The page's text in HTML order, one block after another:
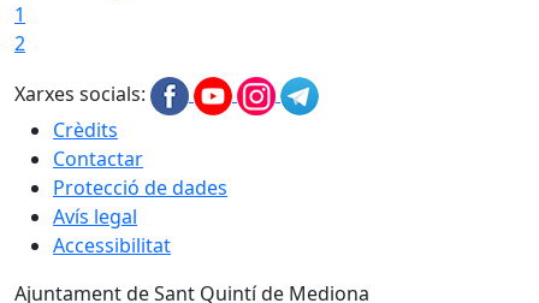
1
2
Xarxes socials:
Crèdits
Contactar
Protecció de dades
Avís legal
Accessibilitat
Ajuntament de Sant Quintí de Mediona